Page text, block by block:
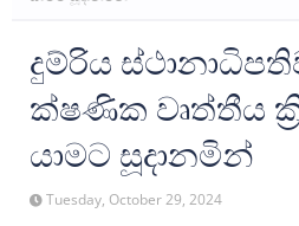
දුම්රිය
ක්ෂණික වෘත්තීය
යාමට සූදානමින්
Tuesday, October 29, 2024